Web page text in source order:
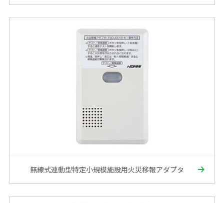
無線式連動型特定小規模施設用火災移報アダプタ